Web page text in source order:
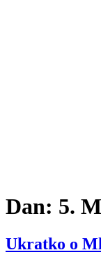
Dan: 5.
Ukratko o